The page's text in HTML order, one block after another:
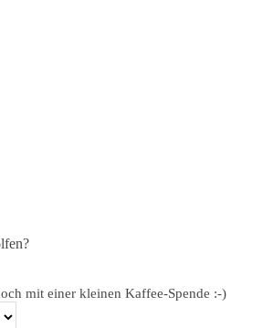
mit einer kleinen Kaffee-Spende :-)